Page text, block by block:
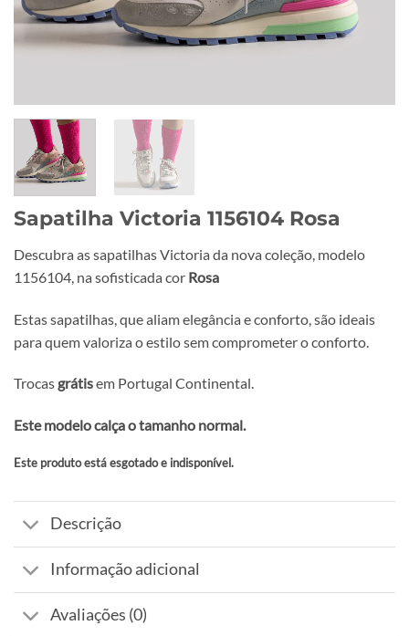
Sapatilha Victoria 1156104 Rosa
Descubra as sapatilhas Victoria da nova coleção, modelo
1156104, na sofisticada cor Rosa
Estas sapatilhas, que aliam elegância e conforto, são ideais
para quem valoriza o estilo sem comprometer o conforto.
Trocas grátisem Portugal Continental.
Este modelo calça o tamanho normal.
Este produto está esgotado e indisponível.
Alternative:
Descrição
Informação adicional
Avaliações (0)